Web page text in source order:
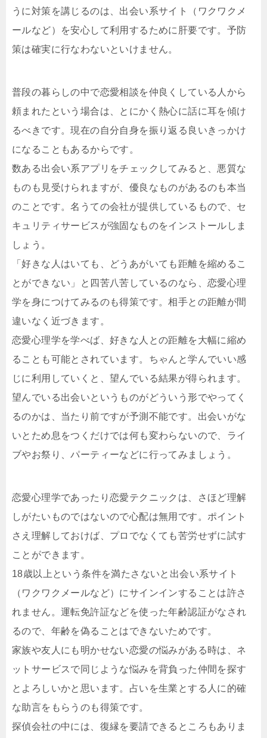
うに対策を講じるのは、出会い系サイト（ワクワクメ
ールなど）を安心して利用するために肝要です。予防
策は確実に行なわないといけません。
普段の暮らしの中で恋愛相談を仲良くしている人から
頼まれたという場合は、とにかく熱心に話に耳を傾け
るべきです。現在の自分自身を振り返る良いきっかけ
になることもあるからです。
数ある出会い系アプリをチェックしてみると、悪質な
ものも見受けられますが、優良なものがあるのも本当
のことです。名うての会社が提供しているもので、セ
キュリティサービスが強固なものをインストールしま
しょう。
「好きな人はいても、どうあがいても距離を縮めるこ
とができない」と四苦八苦しているのなら、恋愛心理
学を身につけてみるのも得策です。相手との距離が間
違いなく近づきます。
恋愛心理学を学べば、好きな人との距離を大幅に縮め
ることも可能とされています。ちゃんと学んでいい感
じに利用していくと、望んでいる結果が得られます。
望んでいる出会いというものがどういう形でやってく
るのかは、当たり前ですが予測不能です。出会いがな
いとため息をつくだけでは何も変わらないので、ライ
ブやお祭り、パーティーなどに行ってみましょう。
恋愛心理学であったり恋愛テクニックは、さほど理解
しがたいものではないので心配は無用です。ポイント
さえ理解しておけば、プロでなくても苦労せずに試す
ことができます。
18歳以上という条件を満たさないと出会い系サイト
（ワクワクメールなど）にサインインすることは許さ
れません。運転免許証などを使った年齢認証がなされ
るので、年齢を偽ることはできないためです。
家族や友人にも明かせない恋愛の悩みがある時は、ネ
ットサービスで同じような悩みを背負った仲間を探す
とよろしいかと思います。占いを生業とする人に的確
な助言をもらうのも得策です。
探偵会社の中には、復縁を要請できるところもありま